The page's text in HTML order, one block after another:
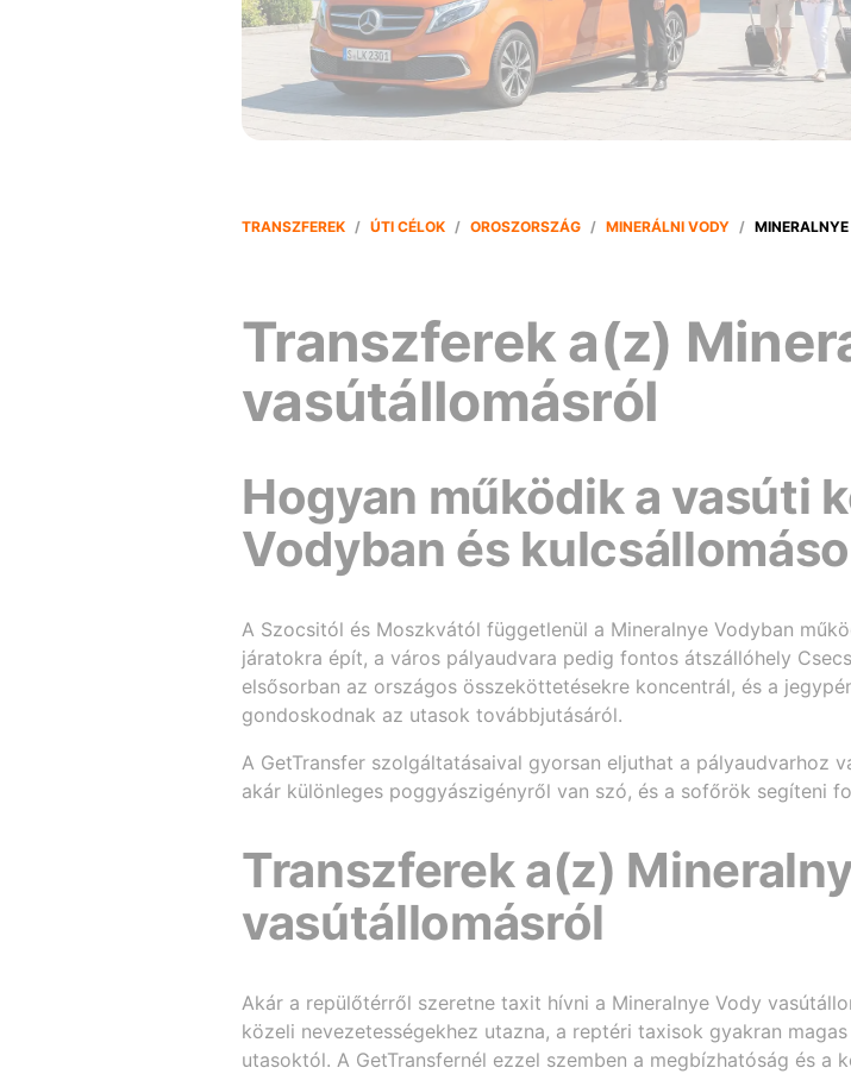
TRANSZFEREK / ÚTI CÉLOK / OROSZORSZÁG / MINERÁLNI VODY /
Transzferek a(z)
vasútállomásról
Hogyan működik a vasúti
Vodyban és
A Szocsitól és Moszkvától függetlenül a Mineralnye Vodyban
járatokra épít, a város pályaudvara pedig fontos átszállóhely
elsősorban az országos összeköttetésekre koncentrál, és a
gondoskodnak az utasok továbbjutásáról.
A GetTransfer szolgáltatásaival gyorsan eljuthat a pályaudvarhoz
akár különleges poggyászigényről van szó, és a sofőrök segíteni
Transzferek a(z)
vasútállomásról
Akár a repülőtérről szeretne taxit hívni a Mineralnye Vody
közeli nevezetességekhez utazna, a reptéri taxisok gyakran
utasoktól. A GetTransfernél ezzel szemben a megbízhatóság és